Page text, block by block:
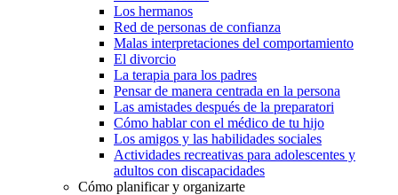
Los hermanos
Red de personas de confianza
Malas interpretaciones del comportamiento
El divorcio
La terapia para los padres
Pensar de manera centrada en la persona
Las amistades después de la preparatori
Cómo hablar con el médico de tu hijo
Los amigos y las habilidades sociales
Actividades recreativas para adolescentes y
adultos con discapacidades
Cómo planificar y organizarte